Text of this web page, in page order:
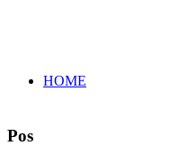
HOME
Pos